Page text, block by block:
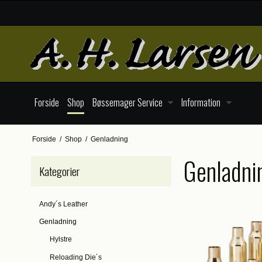
Forside Shop Bøssemager Service Information
Forside / Shop / Genladning
Kategorier
Andy´s Leather
Genladning
Hylstre
Reloading Die´s